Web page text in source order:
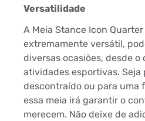
Versatilidade
A Meia Stance Icon
extremamente versátil,
diversas ocasiões, desde o
atividades esportivas. Seja
descontraído ou para uma
essa meia irá garantir o
merecem. Não deixe de